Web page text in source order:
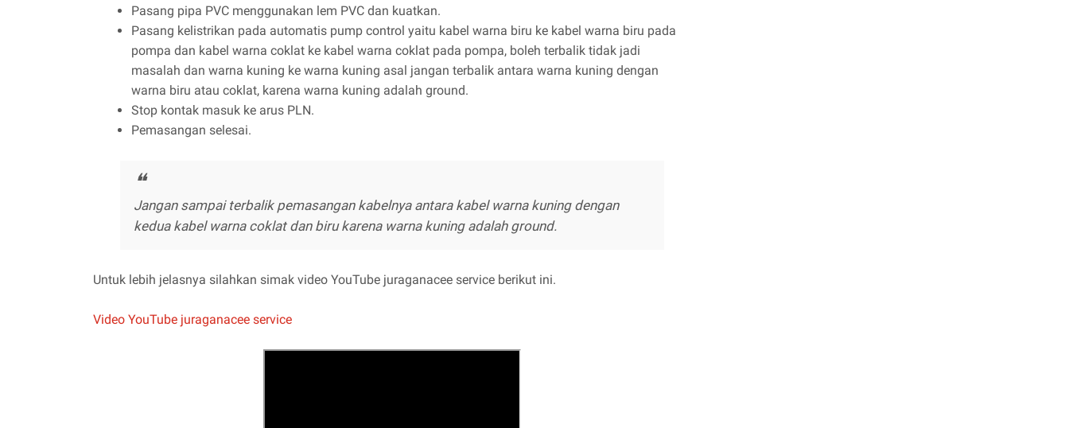
Pasang pipa PVC menggunakan lem PVC dan kuatkan.
Pasang kelistrikan pada automatis pump control yaitu kabel warna biru ke kabel warna biru pada
pompa dan kabel warna coklat ke kabel warna coklat pada pompa, boleh terbalik tidak jadi
masalah dan warna kuning ke warna kuning asal jangan terbalik antara warna kuning dengan
warna biru atau coklat, karena warna kuning adalah ground.
Stop kontak masuk ke arus PLN.
Pemasangan selesai.
Jangan sampai terbalik pemasangan kabelnya antara kabel warna kuning dengan
kedua kabel warna coklat dan biru karena warna kuning adalah ground.
Untuk lebih jelasnya silahkan simak video YouTube juraganacee service berikut ini.
Video YouTube juraganacee service